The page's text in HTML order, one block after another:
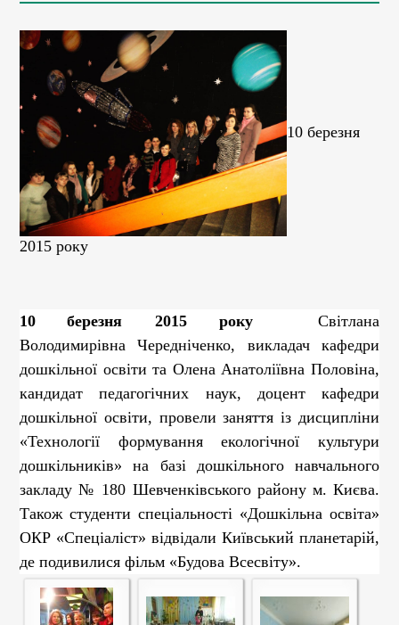
10 березня
2015 року
10 березня 2015 року
Світлана
Володимирівна
Чередніченко, викладач кафедри
дошкільної освіти та Олена Анатоліївна Половіна,
кандидат педагогічних наук, доцент кафедри
дошкільної освіти, провели заняття із дисципліни
«Технології формування екологічної культури
дошкільників» на базі дошкільного навчального
закладу № 180 Шевченківського району м. Києва.
Також студенти спеціальності «Дошкільна освіта»
ОКР «Спеціаліст» відвідали Київський планетарій,
де подивилися фільм «Будова Всесвіту».